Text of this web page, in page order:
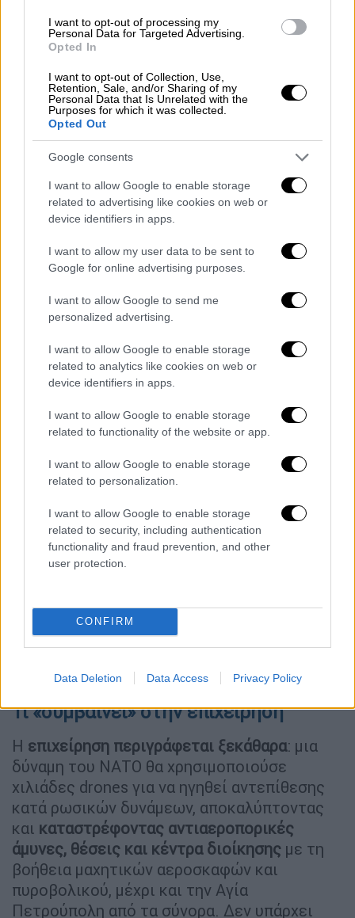
I want to opt-out of processing my
Personal Data for Targeted Advertising.
Opted In
I want to opt-out of Collection, Use,
Retention, Sale, and/or Sharing of my
Personal Data that Is Unrelated with the
Purposes for which it was collected.
Opted Out
Google consents
I want to allow Google to enable storage
related to advertising like cookies on web or
device identifiers in apps.
I want to allow my user data to be sent to
Google for online advertising purposes.
I want to allow Google to send me
personalized advertising.
I want to allow Google to enable storage
related to analytics like cookies on web or
device identifiers in apps.
I want to allow Google to enable storage
related to functionality of the website or app.
I want to allow Google to enable storage
related to personalization.
I want to allow Google to enable storage
related to security, including authentication
functionality and fraud prevention, and other
user protection.
CONFIRM
Data Deletion Data Access Privacy Policy
μέχρι το 2030»
, δήλωσε ο Έλβις. Τρεις
υφυπουργοί Άμυνας επισκέφθηκαν το
μυστικό καταφύγιο την Τετάρτη (20/5), ενώ
ο υπουργός Άμυνας Τζον Χίλι βρισκόταν
στην Εσθονία, όπουέχει αναπτυχθεί το
μεγαλύτερο μέρος της 4ης βρετανικής
ταξιαρχίας, στο πλαίσιο σχετικής άσκησης.
την υπόγεια αίθουσακαι επεκτείνονται
μέχρι την αποβάθρα: ένα προσωρινό
προσομοιωμένο πόλεμο επηρεασμένο όχι
μόνο από τον πόλεμο στην Ουκρανία αλλά
και από την πρόσφατη αμερικανική επίθεση
στο Ιράν. Θεωρητικά, το κέντρο διοίκησης
μεταδίδει 10 terabytes δεδομένων την
ημέρα- όγκο αντίστοιχο με τρεις μήνες
Όλα όσα ακολουθούν είναιπροσεκτικά
οι δημοσιογράφοιφορούν κράνη εικονικής
πραγματικότητας
αμερικανική εταιρεία τεχνολογίας Anduril
(στην οποία επενδύει και ο αντιπρόεδρος
των ΗΠΑ Τζέι Ντι Βανς). Τα κράνη
προβάλλουν ένα
ψηφιακή εικόνα πολέμου
drones χάνονται, όμως οι ρωσικές θέσεις
εξουδετερώνονται.
Τι «συμβαίνει» στην επιχείρηση
Η επιχείρηση περιγράφεται ξεκάθαρα: μια
δύναμη του ΝΑΤΟ θα χρησιμοποιούσε
χιλιάδες drones για να ηγηθεί αντεπίθεσης
κατά ρωσικών δυνάμεων, αποκαλύπτοντας
και καταστρέφοντας αντιαεροπορικές
άμυνες, θέσεις και κέντρα διοίκησης με τη
βοήθεια μαχητικών αεροσκαφών και
πυροβολικού, μέχρι και την Αγία
Πετρούπολη από τα σύνορα. Δεν υπάρχει